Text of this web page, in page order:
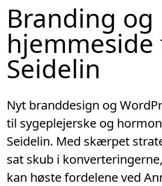
Branding og
hjemmeside
Seidelin
Nyt branddesign og
til sygeplejerske og
Seidelin. Med skærpet
sat skub i
kan høste fordelene ved